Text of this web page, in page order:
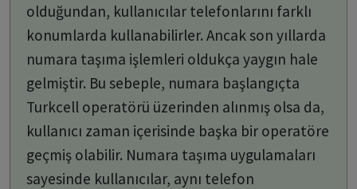
olduğundan, kullanıcılar telefonlarını farklı
konumlarda kullanabilirler. Ancak son yıllarda
numara taşıma işlemleri oldukça yaygın hale
gelmiştir. Bu sebeple, numara başlangıçta
Turkcell operatörü üzerinden alınmış olsa da,
kullanıcı zaman içerisinde başka bir operatöre
geçmiş olabilir. Numara taşıma uygulamaları
sayesinde kullanıcılar, aynı telefon